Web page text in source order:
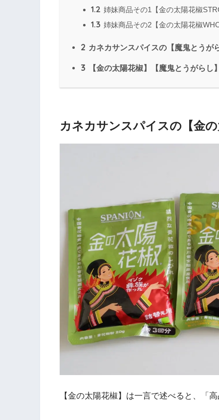
1.2 姉妹商品その1【金の太陽花椒
1.3 姉妹商品その2【金の太陽花椒
2 カネカサンスパイスの【魔鬼とうが
3 【金の太陽花椒】【魔鬼とうがらし
カネカサンスパイスの【金
【金の太陽花椒】は一言で述べると、「